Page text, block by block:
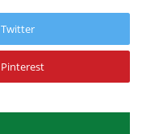
Twitter
Pinterest